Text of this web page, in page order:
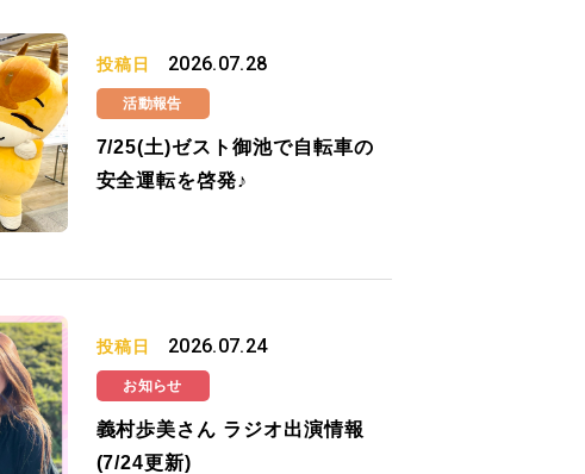
投稿日 2026.07.28
活動報告
7/25(土)ゼスト御池で自転車の
安全運転を啓発♪
投稿日 2026.07.24
お知らせ
義村歩美さん ラジオ出演情報
(7/24更新)